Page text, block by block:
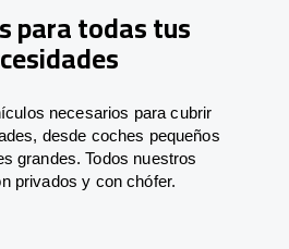
para todas tus
necesarios para cubrir
desde coches pequeños
grandes. Todos nuestros
privados y con chófer.